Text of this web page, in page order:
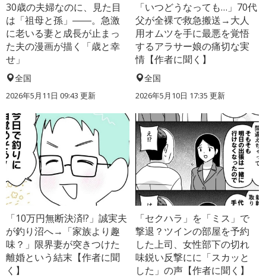
30歳の夫婦なのに、見た目
は「祖母と孫」――。急激
に老いる妻と成長が止まっ
た夫の漫画が描く「歳と幸
せ」
全国
2026年5月11日 09:43 更新
「いつどうなっても…」70代
父が全裸で救急搬送→大人
用オムツを手に最悪を覚悟
するアラサー娘の痛切な実
情【作者に聞く】
全国
2026年5月10日 17:35 更新
「10万円無断決済!?」誠実夫
が釣り沼へ→「家族より趣
味？」限界妻が突きつけた
離婚という結末【作者に聞
く】
「セクハラ」を「ミス」で
撃退？ツインの部屋を予約
した上司、女性部下の切れ
味鋭い反撃にに「スカッと
した」の声【作者に聞く】